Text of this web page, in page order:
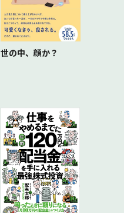
世の中、顔か？